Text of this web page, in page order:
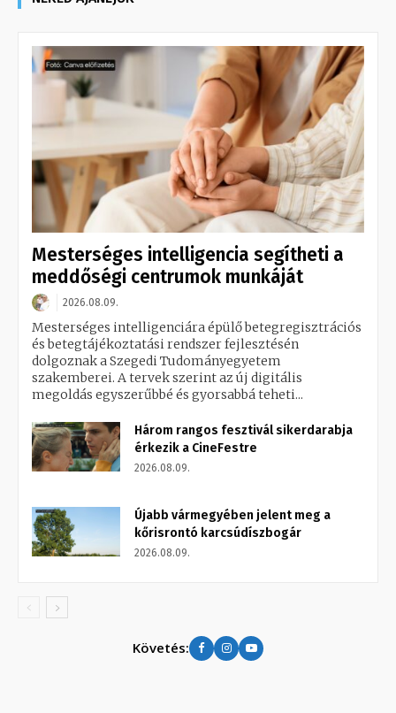
Mesterséges intelligencia segítheti a
meddőségi centrumok munkáját
2026.08.09.
Mesterséges intelligenciára épülő betegregisztrációs
és betegtájékoztatási rendszer fejlesztésén
dolgoznak a Szegedi Tudományegyetem
szakemberei. A tervek szerint az új digitális
megoldás egyszerűbbé és gyorsabbá teheti...
Három rangos fesztivál sikerdarabja
érkezik a CineFestre
2026.08.09.
Újabb vármegyében jelent meg a
kőrisrontó karcsúdíszbogár
2026.08.09.
Követés: